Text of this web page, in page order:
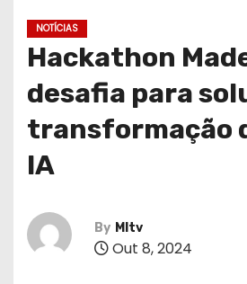
NOTÍCIAS
Hackathon
desafia para
transformação
IA
By MItv
Out 8, 2024